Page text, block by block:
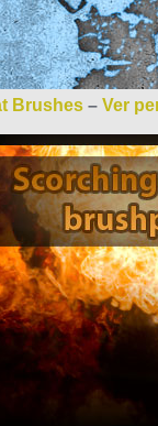
Brushes – Ver